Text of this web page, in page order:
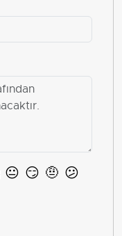
😐 😏 🤨 😕